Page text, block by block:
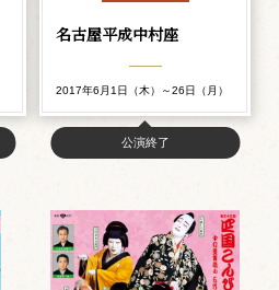
名古屋平成中村座
2017年6月1日（木）～26日（月）
公演終了